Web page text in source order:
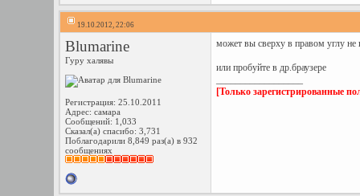
19.10.2012, 22:06
Blumarine
Гуру халявы
Регистрация: 25.10.2011
Адрес: самара
Сообщений: 1,033
Сказал(а) спасибо: 3,731
Поблагодарили 8,849 раз(а) в 932
сообщениях
может вы сверху в правом углу
или пробуйте в др.браузере
[Только зарегистрированные